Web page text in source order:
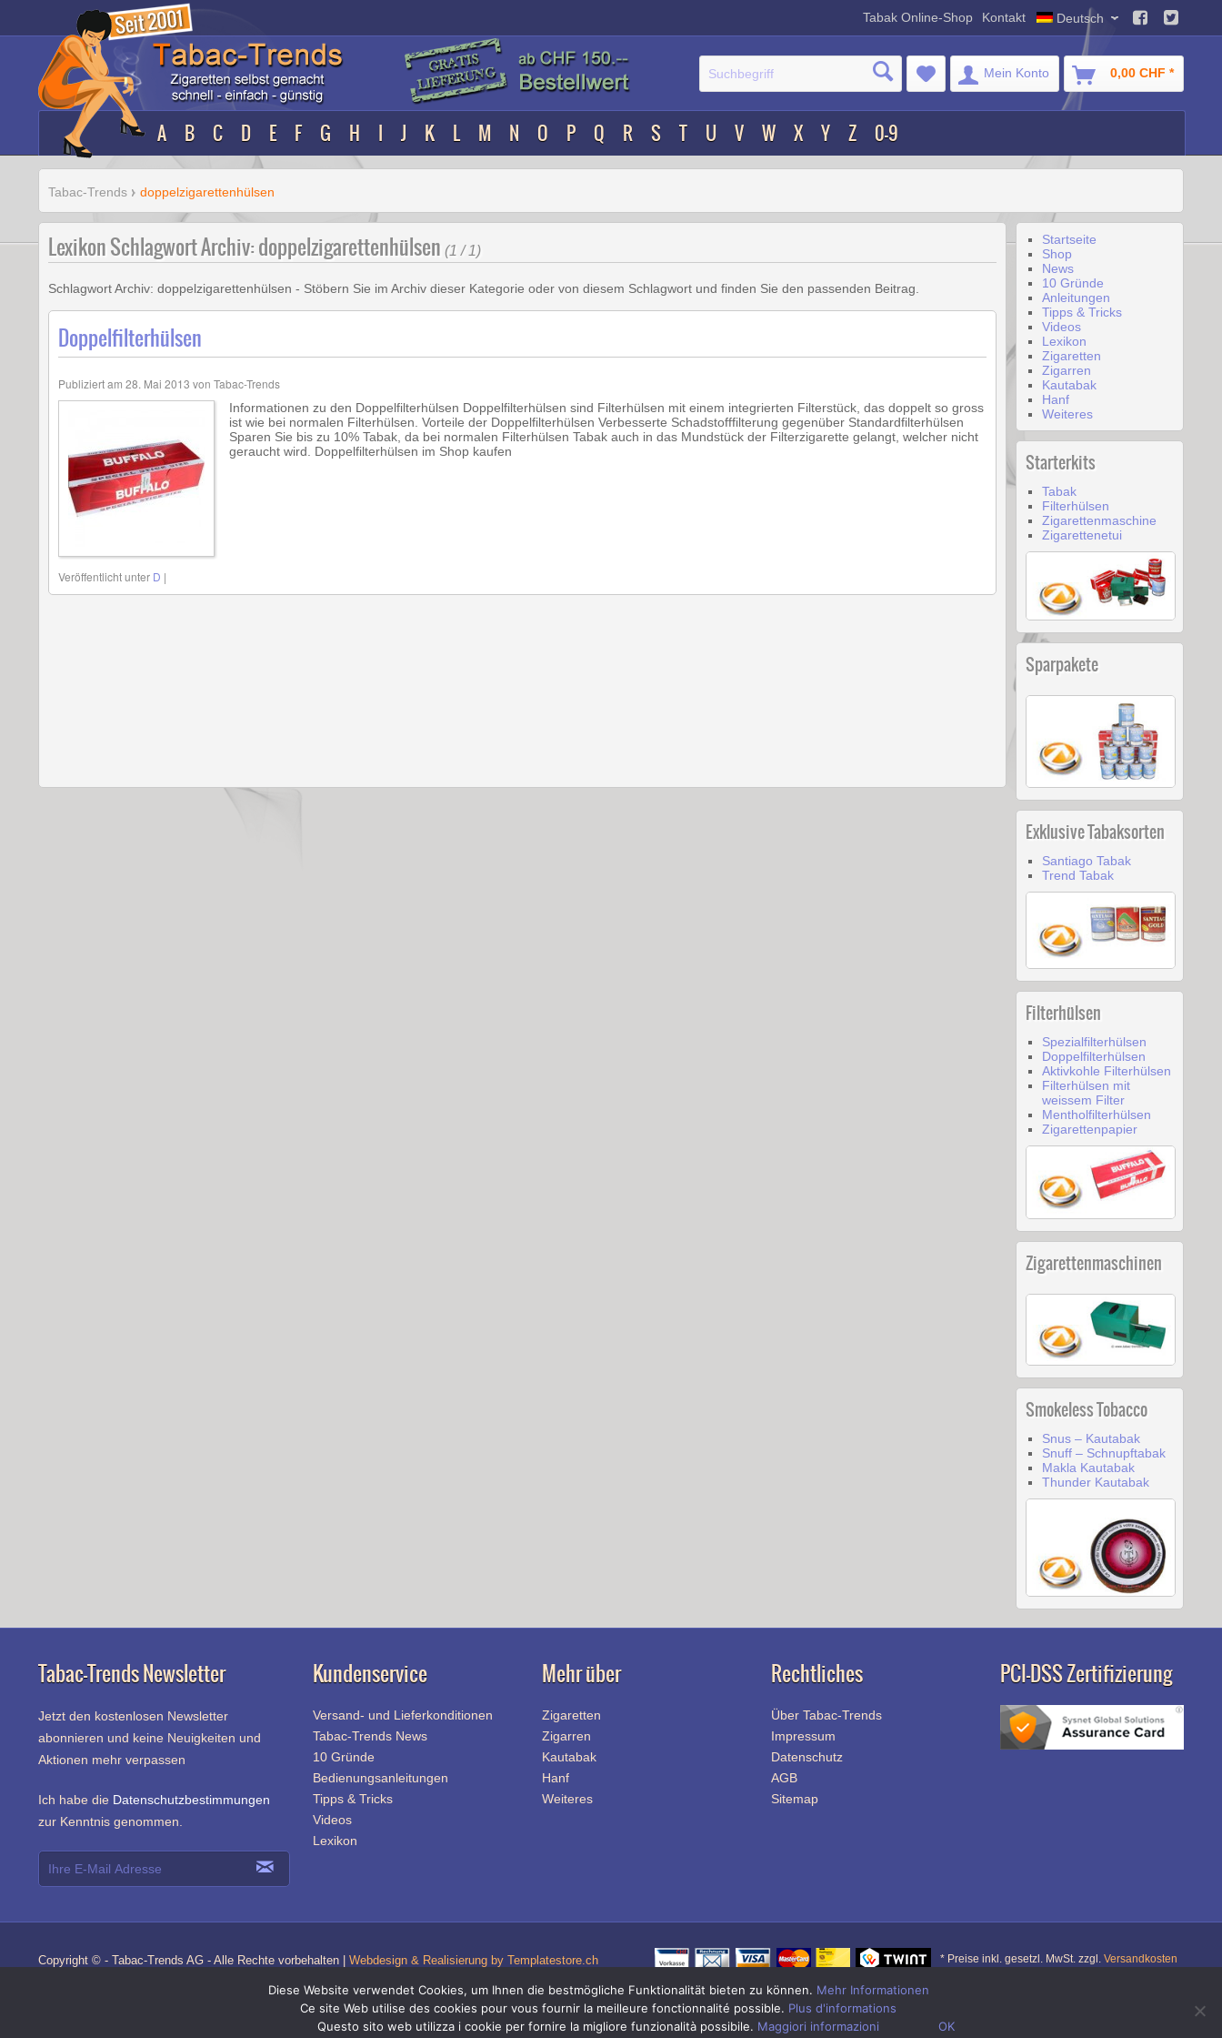
Deutsch
Kontakt
Tabak Online-Shop
Mein Konto 0,00 CHF *
A B C D E F G H I J K L M N O P Q R S T U V W X Y Z 0-9
Tabac-Trends doppelzigarettenhülsen
Lexikon Schlagwort Archiv: doppelzigarettenhülsen (1 / 1)
Schlagwort Archiv: doppelzigarettenhülsen - Stöbern Sie im Archiv dieser Kategorie oder von diesem Schlagwort und finden Sie den passenden Beitrag.
Doppelfilterhülsen
Publiziert am 28. Mai 2013 von Tabac-Trends
Informationen zu den Doppelfilterhülsen Doppelfilterhülsen sind Filterhülsen mit einem integrierten Filterstück, das doppelt so gross
ist wie bei normalen Filterhülsen. Vorteile der Doppelfilterhülsen Verbesserte Schadstofffilterung gegenüber Standardfilterhülsen
Sparen Sie bis zu 10% Tabak, da bei normalen Filterhülsen Tabak auch in das Mundstück der Filterzigarette gelangt, welcher nicht
geraucht wird. Doppelfilterhülsen im Shop kaufen
Veröffentlicht unter D |
Startseite
Shop
News
10 Gründe
Anleitungen
Tipps & Tricks
Videos
Lexikon
Zigaretten
Zigarren
Kautabak
Hanf
Weiteres
Starterkits
Tabak
Filterhülsen
Zigarettenmaschine
Zigarettenetui
Sparpakete
Exklusive Tabaksorten
Santiago Tabak
Trend Tabak
Filterhülsen
Spezialfilterhülsen
Doppelfilterhülsen
Aktivkohle Filterhülsen
Filterhülsen mit
weissem Filter
Mentholfilterhülsen
Zigarettenpapier
Zigarettenmaschinen
Smokeless Tobacco
Snus – Kautabak
Snuff – Schnupftabak
Makla Kautabak
Thunder Kautabak
Tabac-Trends Newsletter
Jetzt den kostenlosen Newsletter
abonnieren und keine Neuigkeiten und
Aktionen mehr verpassen
Ich habe die Datenschutzbestimmungen
zur Kenntnis genommen.
Kundenservice
Versand- und Lieferkonditionen
Tabac-Trends News
10 Gründe
Bedienungsanleitungen
Tipps & Tricks
Videos
Lexikon
Mehr über
Zigaretten
Zigarren
Kautabak
Hanf
Weiteres
Rechtliches
Über Tabac-Trends
Impressum
Datenschutz
AGB
Sitemap
PCI-DSS Zertifizierung
Copyright © - Tabac-Trends AG - Alle Rechte vorbehalten | Webdesign & Realisierung by Templatestore.ch * Preise inkl. gesetzl. MwSt. zzgl. Versandkosten
Quick-Link Navigation
Zigaretten Shop|Zigi Shop|Tabak Shop
Online-Shop für Zigaretten Tabak / Zigi Tabak und Zigaretten Zubehör / Zigi Zubehör
Diese Website verwendet Cookies, um Ihnen die bestmögliche Funktionalität bieten zu können. Mehr Informationen
Ce site Web utilise des cookies pour vous fournir la meilleure fonctionnalité possible. Plus d'informations
Questo sito web utilizza i cookie per fornire la migliore funzionalità possibile. Maggiori informazioni OK